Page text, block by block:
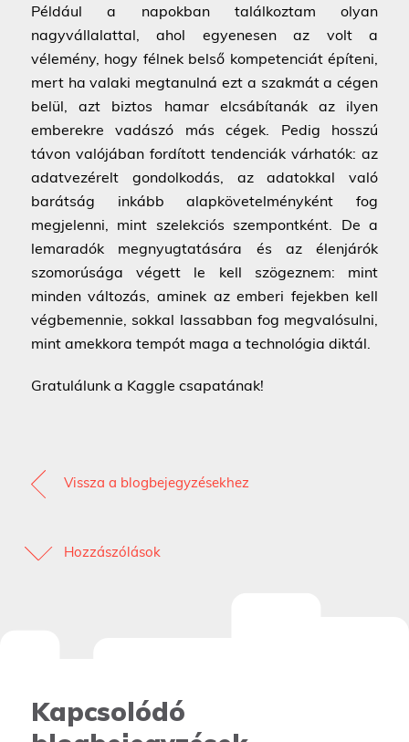
Például a napokban találkoztam olyan
nagyvállalattal, ahol egyenesen az volt a
vélemény, hogy félnek belső kompetenciát építeni,
mert ha valaki megtanulná ezt a szakmát a cégen
belül, azt biztos hamar elcsábítanák az ilyen
emberekre vadászó más cégek. Pedig hosszú
távon valójában fordított tendenciák várhatók: az
adatvezérelt gondolkodás, az adatokkal való
barátság inkább alapkövetelményként fog
megjelenni, mint szelekciós szempontként. De a
lemaradók megnyugtatására és az élenjárók
szomorúsága végett le kell szögeznem: mint
minden változás, aminek az emberi fejekben kell
végbemennie, sokkal lassabban fog megvalósulni,
mint amekkora tempót maga a technológia diktál.
Gratulálunk a Kaggle csapatának!
Vissza a blogbejegyzésekhez
Hozzászólások
Kapcsolódó